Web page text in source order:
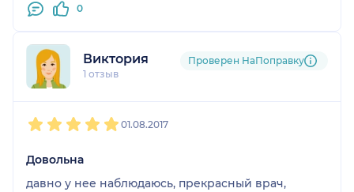
0
Виктория
1 отзыв
Проверен НаПоправку
01.08.2017
Довольна
давно у нее наблюдаюсь, прекрасный врач,